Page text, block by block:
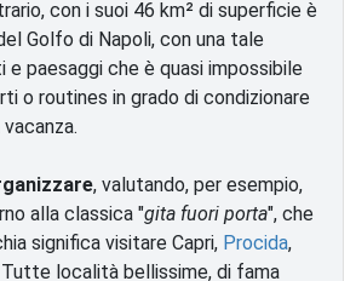
con i suoi 46 km² di superficie è
Golfo di Napoli, con una tale
e paesaggi che è quasi impossibile
o routines in grado di condizionare
, valutando, per esempio,
alla classica "gita fuori porta", che
significa visitare Capri, Procida,
località bellissime, di fama